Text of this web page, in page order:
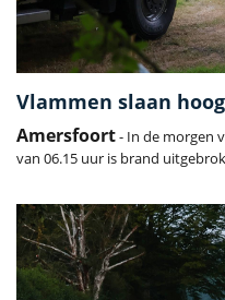
Vlammen slaan
Amersfoort- In de morgen
van 06.15 uur is brand